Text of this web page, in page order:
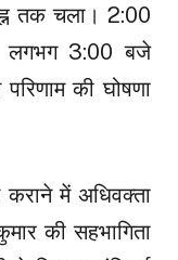
तक चला। 2:00
लगभग 3:00 बजे
की घोषणा
में अधिवक्ता
की सहभागिता